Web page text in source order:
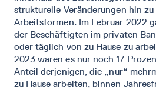
strukturelle Veränderungen hin
Arbeitsformen. Im Februar 2022
der Beschäftigten im privaten
oder täglich von zu Hause zu
2023 waren es nur noch 17
Anteil derjenigen, die „nur“
zu Hause arbeiten, binnen